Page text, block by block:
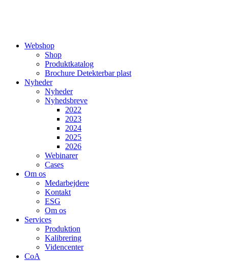
Webshop
Shop
Produktkatalog
Brochure Detekterbar plast
Nyheder
Nyheder
Nyhedsbreve
2022
2023
2024
2025
2026
Webinarer
Cases
Om os
Medarbejdere
Kontakt
ESG
Om os
Services
Produktion
Kalibrering
Videncenter
CoA